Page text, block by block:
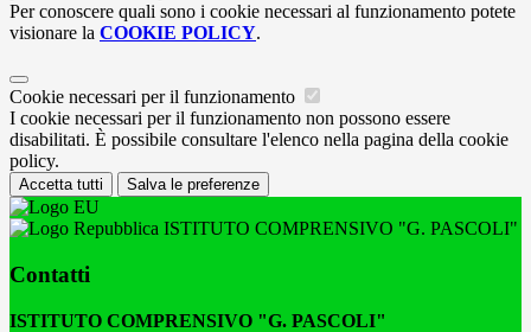
Per conoscere quali sono i cookie necessari al funzionamento potete
visionare la COOKIE POLICY.
Cookie necessari per il funzionamento
I cookie necessari per il funzionamento non possono essere
disabilitati. È possibile consultare l'elenco nella pagina della cookie
policy.
Accetta tutti Salva le preferenze
ISTITUTO COMPRENSIVO "G. PASCOLI"
Contatti
ISTITUTO COMPRENSIVO "G. PASCOLI"